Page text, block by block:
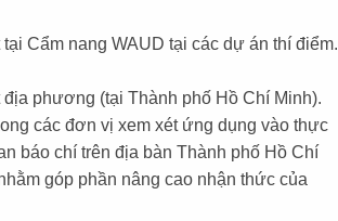
Cẩm nang WAUD tại các dự án thí điểm.
phương (tại Thành phố Hồ Chí Minh).
các đơn vị xem xét ứng dụng vào thực
báo chí trên địa bàn Thành phố Hồ Chí
góp phần nâng cao nhận thức của